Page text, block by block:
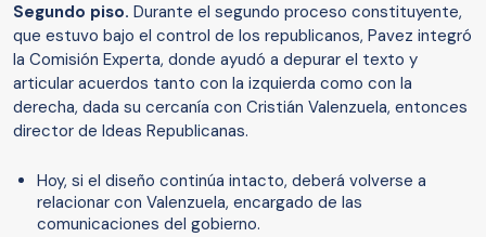
Segundo piso. Durante el segundo proceso constituyente,
que estuvo bajo el control de los republicanos, Pavez integró
la Comisión Experta, donde ayudó a depurar el texto y
articular acuerdos tanto con la izquierda como con la
derecha, dada su cercanía con Cristián Valenzuela, entonces
director de Ideas Republicanas.
Hoy, si el diseño continúa intacto, deberá volverse a
relacionar con Valenzuela, encargado de las
comunicaciones del gobierno.